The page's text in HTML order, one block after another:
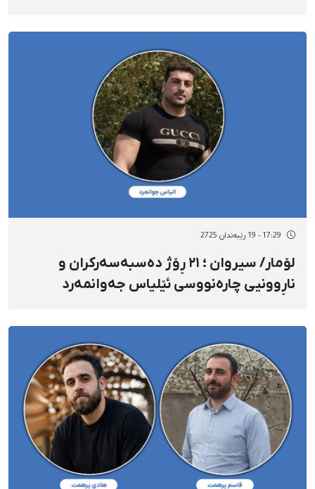
ڕۆژ بەندکران ڕەوانەی بەندیخانە کرا
17:29 - 19 رێبەندان 2725
لۆمار/ سیروان ؛ ٢١ ڕۆژ دەسبەسەرکران و
ناڕوونیی چارەنووسی ئێلیاس جەوانمەرد